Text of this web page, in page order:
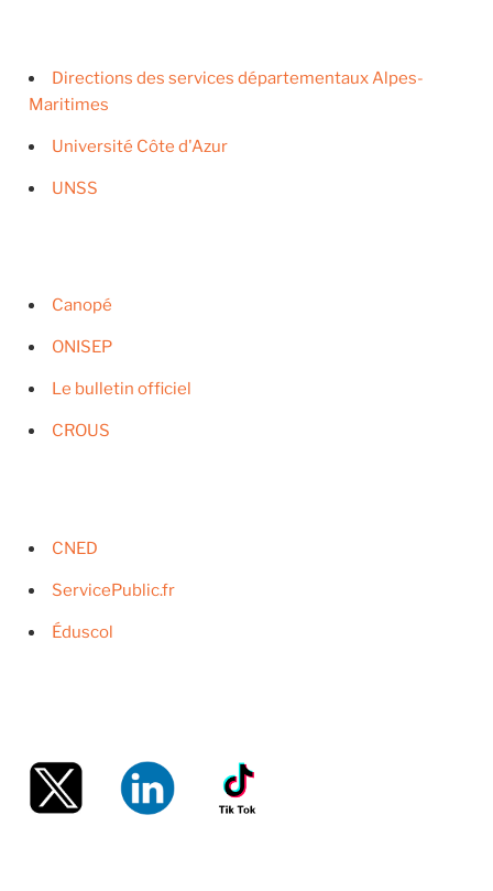
Directions des services départementaux Alpes-
Maritimes
Université Côte d'Azur
UNSS
Canopé
ONISEP
Le bulletin officiel
CROUS
CNED
ServicePublic.fr
Éduscol